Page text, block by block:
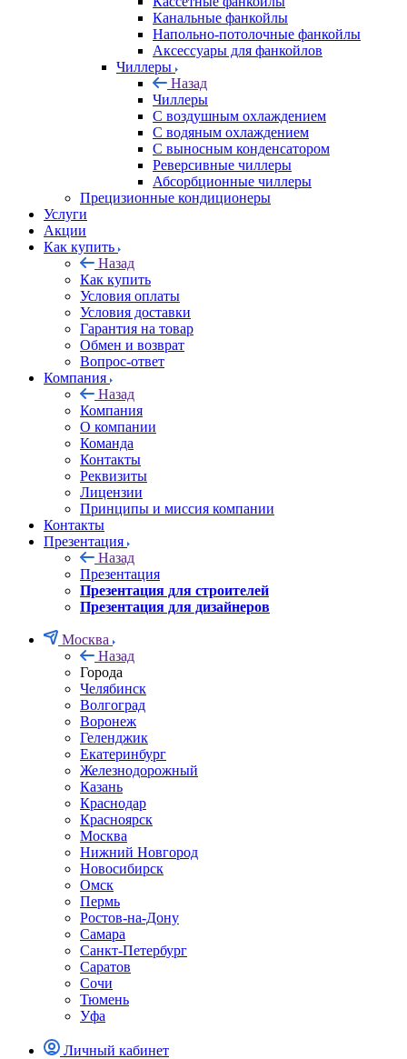
Канальные фанкойлы
Напольно-потолочные фанкойлы
Аксессуары для фанкойлов
Чиллеры
Назад
Чиллеры
С воздушным охлаждением
С водяным охлаждением
С выносным конденсатором
Реверсивные чиллеры
Абсорбционные чиллеры
Прецизионные кондиционеры
Услуги
Акции
Как купить
Назад
Как купить
Условия оплаты
Условия доставки
Гарантия на товар
Обмен и возврат
Вопрос-ответ
Компания
Назад
Компания
О компании
Команда
Контакты
Реквизиты
Лицензии
Принципы и миссия компании
Контакты
Презентация
Назад
Презентация
Презентация для строителей
Презентация для дизайнеров
Москва
Назад
Города
Челябинск
Волгоград
Воронеж
Геленджик
Екатеринбург
Железнодорожный
Казань
Краснодар
Красноярск
Москва
Нижний Новгород
Новосибирск
Омск
Пермь
Ростов-на-Дону
Самара
Санкт-Петербург
Саратов
Сочи
Тюмень
Уфа
Личный кабинет